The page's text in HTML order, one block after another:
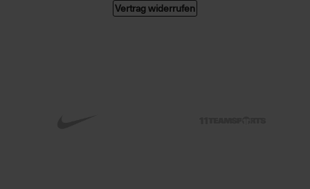
Vertrag widerrufen